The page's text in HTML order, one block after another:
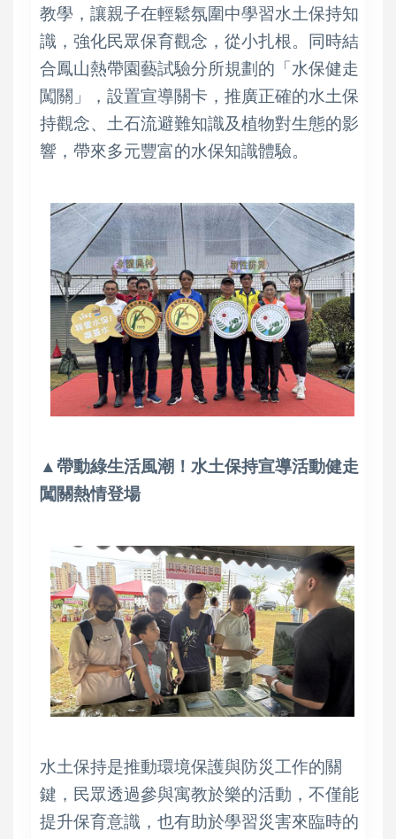
教學，讓親子在輕鬆氛圍中學習水土保持知
識，強化民眾保育觀念，從小扎根。同時結
合鳳山熱帶園藝試驗分所規劃的「水保健走
闖關」，設置宣導關卡，推廣正確的水土保
持觀念、土石流避難知識及植物對生態的影
響，帶來多元豐富的水保知識體驗。
▲帶動綠生活風潮！水土保持宣導活動健走
闖關熱情登場
水土保持是推動環境保護與防災工作的關
鍵，民眾透過參與寓教於樂的活動，不僅能
提升保育意識，也有助於學習災害來臨時的